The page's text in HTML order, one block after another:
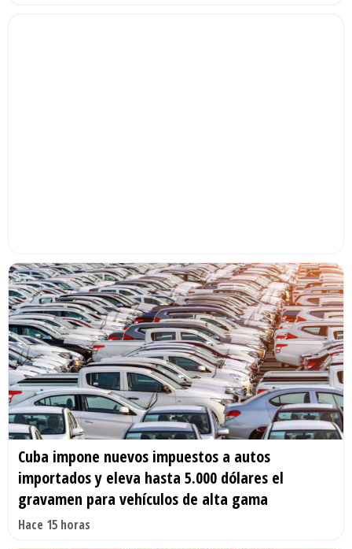
Cuba impone nuevos impuestos a autos
importados y eleva hasta 5.000 dólares el
gravamen para vehículos de alta gama
Hace 15 horas